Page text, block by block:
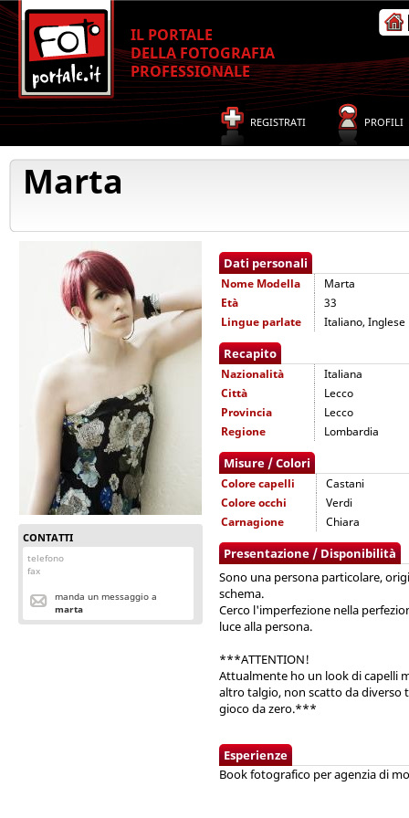
IL PORTALE
DELLA FOTOGRAFIA
PROFESSIONALE
REGISTRATI PROFILI
Marta
CONTATTI
telefono
fax
manda un messaggio a
marta
Dati personali
Nome Modella
Marta
Età
33
Lingue parlate
Italiano, Inglese
Recapito
Nazionalità
Italiana
Città
Lecco
Provincia
Lecco
Regione
Lombardia
Misure / Colori
Colore capelli
Castani
Colore occhi
Verdi
Carnagione
Chiara
Presentazione / Disponibilità
Sono una persona particolare,
schema.
Cerco l'imperfezione nella
luce alla persona.
***ATTENTION!
Attualmente ho un look di capelli
altro talgio, non scatto da
gioco da zero.***
Esperienze
Book fotografico per agenzia di